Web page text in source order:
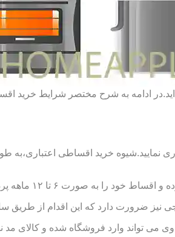
ادامه به شرح مختصر شرایط خرید
نمایید.شیوه خرید اقساطی اعتباری،به
نیز ضرورت دارد که این اقدام از طریق
می تواند وارد فروشگاه شده و کالای مد